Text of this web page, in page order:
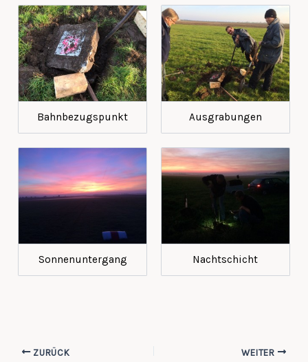
Bahnbezugspunkt Ausgrabungen
Sonnenuntergang Nachtschicht
ZURÜCK WEITER